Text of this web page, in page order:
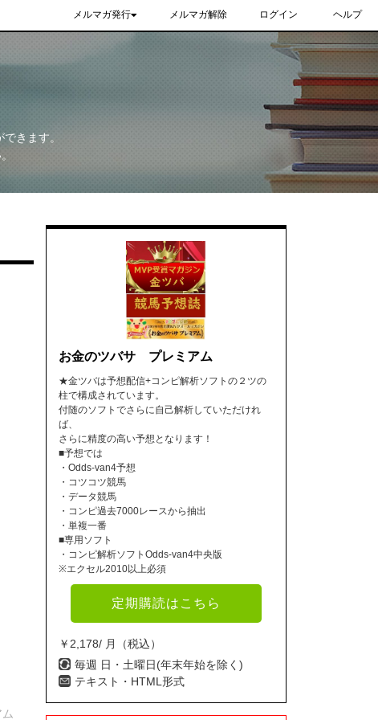
メルマガ発行 メルマガ解除 ログイン ヘルプ
きます。
お金のツバサ プレミアム
★金ツバは予想配信+コンピ解析ソフトの２ツの
柱で構成されています。
付随のソフトでさらに自己解析していただけれ
ば、
さらに精度の高い予想となります！
■予想では
・Odds-van4予想
・コツコツ競馬
・データ競馬
・コンピ過去7000レースから抽出
・単複一番
■専用ソフト
・コンピ解析ソフトOdds-van4中央版
※エクセル2010以上必須
定期購読はこちら
￥2,178/ 月（税込）
毎週 日・土曜日(年末年始を除く)
テキスト・HTML形式